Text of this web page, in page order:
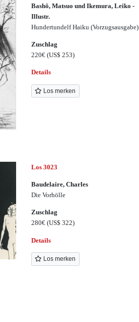
Bashô, Matsuo und Ikemura, Leiko -
Illustr.
Hundertundelf Haiku (Vorzugsausgabe)
Zuschlag
220€ (US$ 253)
Details
Los merken
Los 3023
Baudelaire, Charles
Die Vorhölle
Zuschlag
280€ (US$ 322)
Details
Los merken